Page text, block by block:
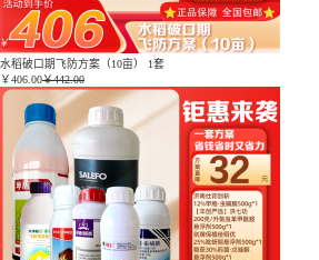
水稻破口期飞防方案（10亩） 1套
￥406.00￥442.00